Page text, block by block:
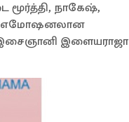
மூர்த்தி, நாகேஷ்,
எமோஷனலான
இசைஞானி இளையராஜா